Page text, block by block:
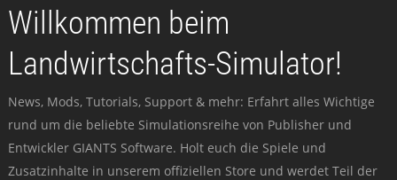
Willkommen beim
Landwirtschafts-Simulator!
News, Mods, Tutorials, Support & mehr: Erfahrt alles Wichtige
rund um die beliebte Simulationsreihe von Publisher und
Entwickler GIANTS Software. Holt euch die Spiele und
Zusatzinhalte in unserem offiziellen Store und werdet Teil der